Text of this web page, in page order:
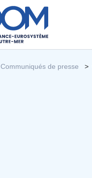
Communiqués de presse